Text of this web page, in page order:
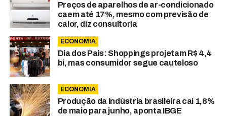
Preços de aparelhos de ar-condicionado
caem até 17%, mesmo com previsão de
calor, diz consultoria
ECONOMIA
Dia dos Pais: Shoppings projetam R$ 4,4
bi, mas consumidor segue cauteloso
ECONOMIA
Produção da indústria brasileira cai 1,8%
de maio para junho, aponta IBGE